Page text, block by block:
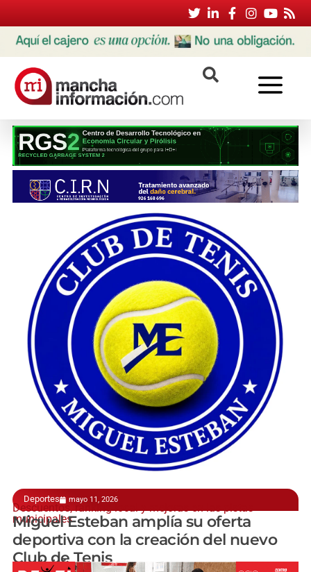
Deportes mayo 11, 2026
Descuentos, ranking local y mejoras en las pistas
municipales
Miguel Esteban amplía su oferta
deportiva con la creación del nuevo
Club de Tenis
manchainformacion.com